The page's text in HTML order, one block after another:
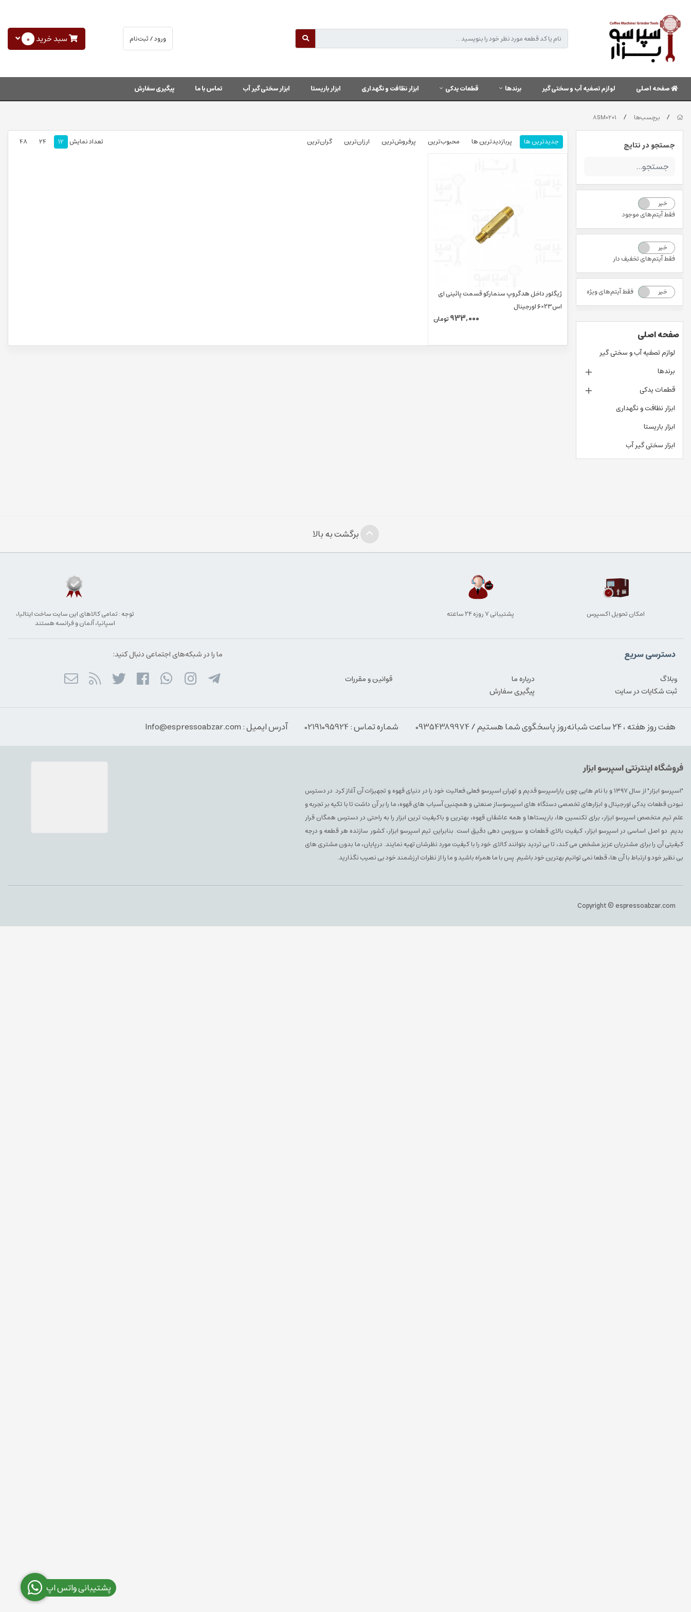
ورود / ثبت‌نام سبد خرید 0
صفحه اصلی لوازم تصفیه آب و سختی گیر برندها قطعات یدکی ابزار نظافت و نگهداری ابزار باریستا ابزار سختی گیر آب تماس با ما پیگیری سفارش
/ برچسب‌ها /
8SM0201
جستجو در نتایج
خیر
فقط آیتم‌های موجود
خیر
فقط آیتم‌های تخفیف دار
بله خیر فقط آیتم‌های ویژه
صفحه اصلی
لوازم تصفیه آب و سختی گیر
برندها
قطعات یدکی
ابزار نظافت و نگهداری
ابزار باریستا
ابزار سختی گیر آب
جدیدترین ها پربازدیدترین ها محبوب‌‌ترین پرفروش‌ترین ارزان‌ترین گران‌ترین تعداد نمایش 12
24
48
ژیگلور داخل هدگروپ سنمارکو قسمت پائینی ای
اس۲۳×۶ اورجینال
933,000 تومان
برگشت به بالا
امکان تحویل اکسپرس پشتیبانی ۷ روزه ۲۴ ساعته
توجه : تمامی کالاهای این سایت ساخت ایتالیا،
اسپانیا، آلمان و فرانسه هستند
دسترسی سریع
وبلاگ درباره ما
قوانین و مقررات
ثبت شکایات در سایت
پیگیری سفارش
ما را در شبکه‌های اجتماعی دنبال کنید:
هفت روز هفته ، ۲۴ ساعت شبانه‌روز پاسخگوی شما هستیم / 09354389974 شماره تماس : 02191095924 آدرس ایمیل : Info@espressoabzar.com
فروشگاه اینترنتی اسپرسو ابزار
"اسپرسو ابزار" از سال ۱۳۹۷ و با نام هایی چون یاراسپرسو قدیم و تهران اسپرسو فعلی فعالیت خود را در دنیای قهوه و تجهیزات آن آغاز کرد. در دسترس
نبودن قطعات یدکی اورجینال و ابزارهای تخصصی دستگاه های اسپرسوساز صنعتی و همچنین آسیاب های قهوه، ما را بر آن داشت تا با تکیه بر تجربه و
علم تیم متخصص اسپرسو ابزار، برای تکنسین ها، باریستاها و همه عاشقان قهوه، بهترین و باکیفیت ترین ابزار را به راحتی در دسترس همگان قرار
بدیم. دو اصل اساسی در اسپرسو ابزار، کیفیت بالای قطعات و سرویس دهی دقیق است. بنابراین تیم اسپرسو ابزار، کشور سازنده هر قطعه و درجه
کیفیتی آن را برای مشتریان عزیز مشخص می کند، تا بی تردید بتوانند کالای خود را با کیفیت مورد نظرشان تهیه نمایند. درپایان، ما بدون مشتری های
بی نظیر خود و ارتباط با آن ها، قطعا نمی توانیم بهترین خود باشیم. پس با ما همراه باشید و ما را از نظرات ارزشمند خود بی نصیب نگذارید.
Copyright © espressoabzar.com
پشتیبانی واتس اپ